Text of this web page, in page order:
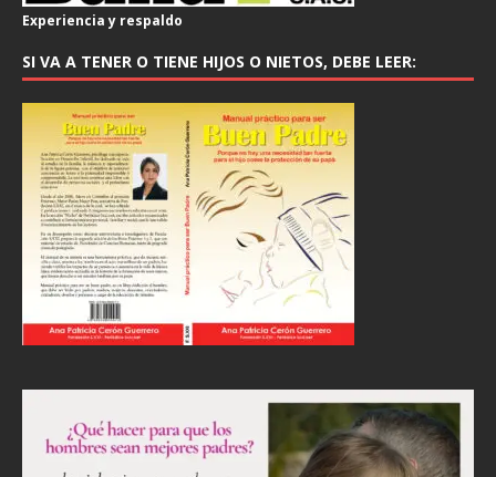
Experiencia y respaldo
SI VA A TENER O TIENE HIJOS O NIETOS, DEBE LEER: